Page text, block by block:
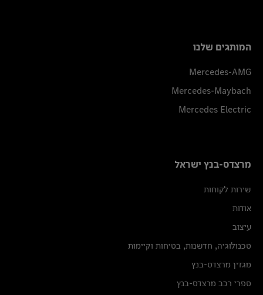
המותגים שלנו
Mercedes-AMG
Mercedes-Maybach
Mercedes Electric
מרצדס-בנץ ישראל
שירות לקוחות
אודות
עיצוב
טכנולוגיה, חדשנות, בטיחות וקיימות
מגזין מרצדס-בנץ
ספרי רכב מרצדס-בנץ